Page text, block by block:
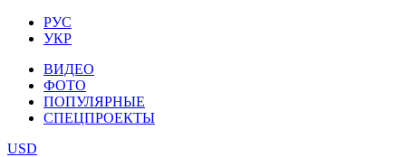
РУС
УКР
ВИДЕО
ФОТО
ПОПУЛЯРНЫЕ
СПЕЦПРОЕКТЫ
USD